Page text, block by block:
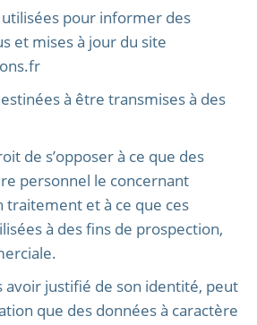
pour informer des
et mises à jour du site
à être transmises à des
de s’opposer à ce que des
personnel le concernant
traitement et à ce que ces
à des fins de prospection,
avoir justifié de son identité, peut
que des données à caractère